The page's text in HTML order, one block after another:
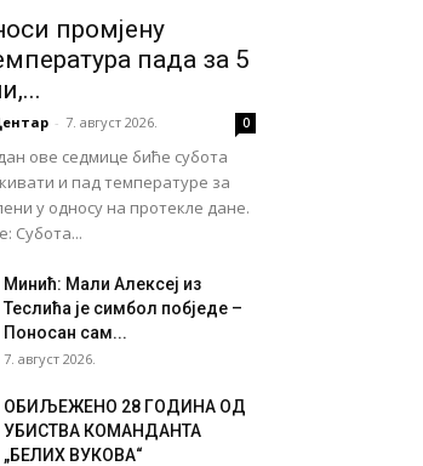
промјену
пада за 5
- 7. август 2026. 0
ове седмице биће субота
и пад температуре за
у односу на протекле дане.
Субота...
Минић: Мали Алексеј из
Теслића је симбол побједе –
Поносан сам...
7. август 2026.
ОБИЉЕЖЕНО 28 ГОДИНА ОД
УБИСТВА КОМАНДАНТА
„БЕЛИХ ВУКОВА“